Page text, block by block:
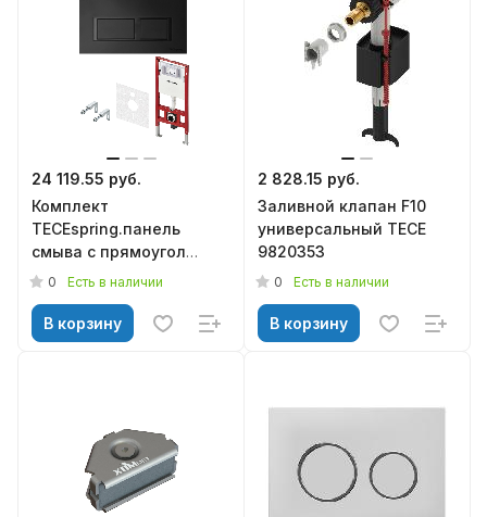
24 119.55 руб.
Комплект
TECEspring.панель
смыва с прямоугол
кнопками, черный
0 Есть в наличии
В корзину
2 828.15 руб.
Заливной клапан F10
универсальный TECE
9820353
0 Есть в наличии
В корзину